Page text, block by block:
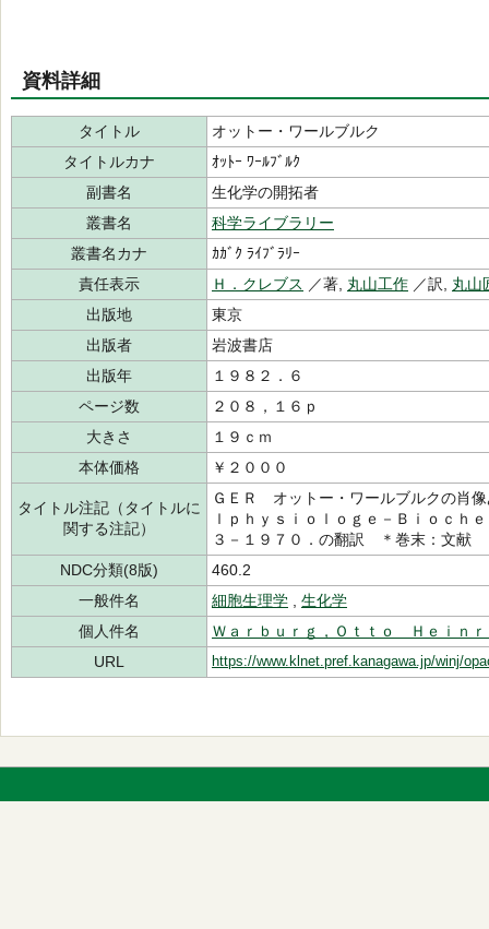
資料詳細
タイトル
オットー・ワールブルク
タイトルカナ
ｵｯﾄｰ ﾜｰﾙﾌﾞﾙｸ
副書名
生化学の開拓者
叢書名
科学ライブラリー
叢書名カナ
ｶｶﾞｸ ﾗｲﾌﾞﾗﾘｰ
責任表示
Ｈ．クレブス ／著, 丸山工作 ／訳, 丸山
出版地
東京
出版者
岩波書店
出版年
１９８２．６
ページ数
２０８，１６ｐ
大きさ
１９ｃｍ
本体価格
￥２０００
タイトル注記（タイトルに
関する注記）
ＧＥＲ オットー・ワールブルクの肖
ｌｐｈｙｓｉｏｌｏｇｅ－Ｂｉｏｃ
３－１９７０．の翻訳 ＊巻末：文献
NDC分類(8版)
460.2
一般件名
細胞生理学
生化学
個人件名
Ｗａｒｂｕｒｇ，Ｏｔｔｏ Ｈｅｉｎ
URL
https://www.klnet.pref.kanagawa.jp/winj/